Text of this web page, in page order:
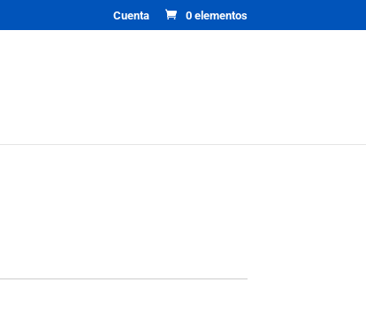
Cuenta 0 elementos